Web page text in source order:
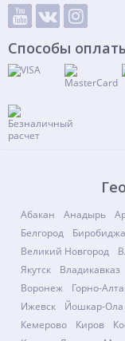
Способы
Абакан Анадырь
Белгород
Великий Новгород
Якутск
Владикавказ
Воронеж
Горно-
Ижевск
Йошкар-Ола
Кемерово
Киров